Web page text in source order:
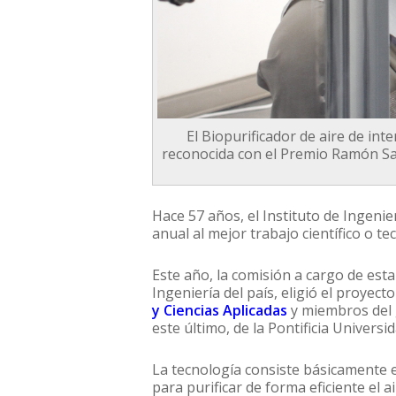
El Biopurificador de aire de
reconocida con el Premio Ramón
Hace 57 años, el Instituto de
anual al mejor trabajo científico o
Este año, la comisión a cargo de
Ingeniería del país, eligió el
y Ciencias Aplicadas y miembros
este último, de la Pontificia
La tecnología consiste
para purificar de forma eficiente el